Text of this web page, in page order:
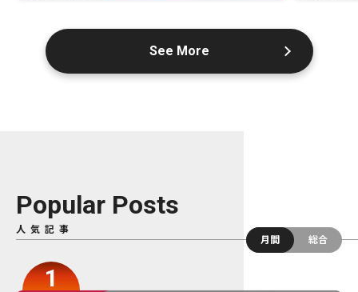
See More
Popular Posts
人気記事
月間
総合